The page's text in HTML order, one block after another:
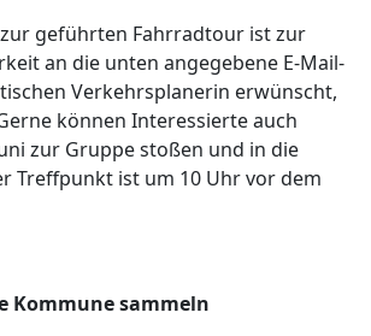
geführten Fahrradtour ist zur
an die unten angegebene E-Mail-
Verkehrsplanerin erwünscht,
können Interessierte auch
zur Gruppe stoßen und in die
Treffpunkt ist um 10 Uhr vor dem
Kommune sammeln